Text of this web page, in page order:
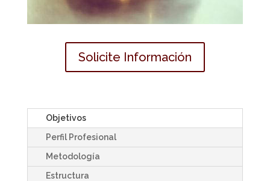
Solicite Información
Objetivos
Perfil Profesional
Metodología
Estructura